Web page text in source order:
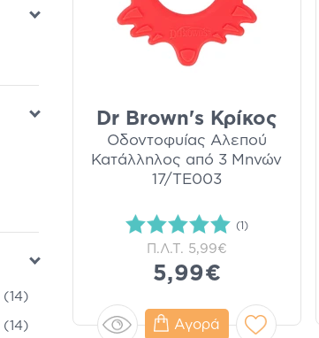
(14)
(14)
Dr Brown's Κρίκος
Οδοντοφυίας Αλεπού
Κατάλληλος από 3 Μηνών
17/TE003
(1)
Π.Λ.Τ. 5,99€
5,99€
Αγορά